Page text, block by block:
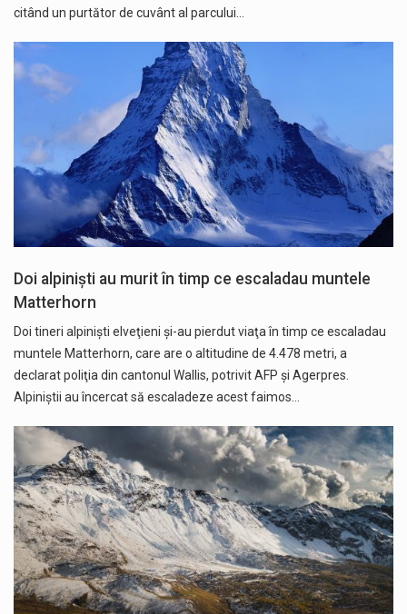
citând un purtător de cuvânt al parcului…
Doi alpinişti au murit în timp ce escaladau muntele
Matterhorn
Doi tineri alpinişti elveţieni şi-au pierdut viaţa în timp ce escaladau
muntele Matterhorn, care are o altitudine de 4.478 metri, a
declarat poliţia din cantonul Wallis, potrivit AFP și Agerpres.
Alpiniştii au încercat să escaladeze acest faimos…